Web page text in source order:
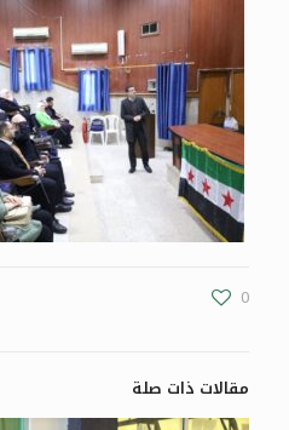
0
مقالات ذات صلة